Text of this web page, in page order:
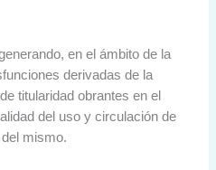
en el ámbito de la
derivadas de la
titularidad obrantes en el
del uso y circulación de
mismo.